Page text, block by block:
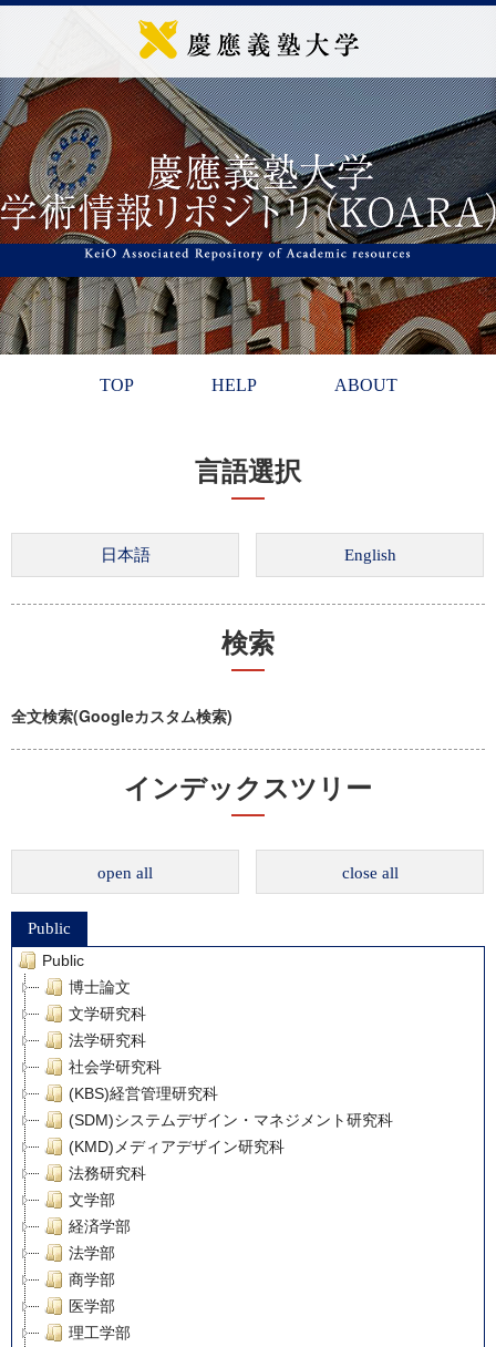
TOP HELP ABOUT
言語選択
検索
全文検索(Googleカスタム検索)
インデックスツリー
open all close all
Public
Public
博士論文
文学研究科
法学研究科
社会学研究科
(KBS)経営管理研究科
(SDM)システムデザイン・マネジメント研究科
(KMD)メディアデザイン研究科
法務研究科
文学部
経済学部
法学部
商学部
医学部
理工学部